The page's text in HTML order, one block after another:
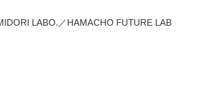
LABO.／HAMACHO FUTURE LAB